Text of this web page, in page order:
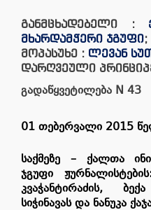
განმცხადებელი :
მხარდამჭერი ჯგუფი;
მოპასუხე : ლევან
დარღვეული
გადაწყვეტილება N 43
01 თებერვალი 2015
საქმეზე –
ქალთა
ჯგუფი
კვაჭანტირაძის,
სიჭინავას და ნანუკა